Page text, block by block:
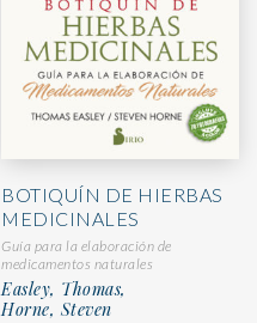
BOTIQUÍN DE HIERBAS
MEDICINALES
Guía para la elaboración de
medicamentos naturales
Easley, Thomas,
Horne, Steven